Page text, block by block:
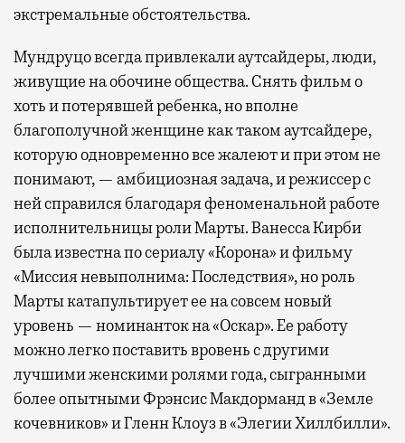
экстремальные обстоятельства.
Мундруцо всегда привлекали аутсайдеры, люди,
живущие на обочине общества. Снять фильм о
хоть и потерявшей ребенка, но вполне
благополучной женщине как таком аутсайдере,
которую одновременно все жалеют и при этом не
понимают, — амбициозная задача, и режиссер с
ней справился благодаря феноменальной работе
исполнительницы роли Марты. Ванесса Кирби
была известна по сериалу «Корона» и фильму
«Миссия невыполнима: Последствия», но роль
Марты катапультирует ее на совсем новый
уровень — номинанток на «Оскар». Ее работу
можно легко поставить вровень с другими
лучшими женскими ролями года, сыгранными
более опытными Фрэнсис Макдорманд в «Земле
кочевников» и Гленн Клоуз в «Элегии Хиллбилли».